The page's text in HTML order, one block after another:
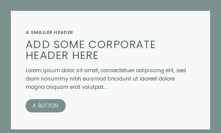
A SMALLER HEADER
ADD SOME CORPORATE
HEADER HERE
Lorem ipsum dolor sit amet, consectetuer adipiscing elit, sed
diam nonummy nibh euismod tincidunt ut laoreet dolore
magna aliquam erat volutpat….
A BUTTON